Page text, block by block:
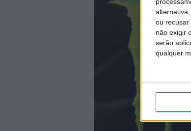
ou recusar
não exigir
serão
qualquer